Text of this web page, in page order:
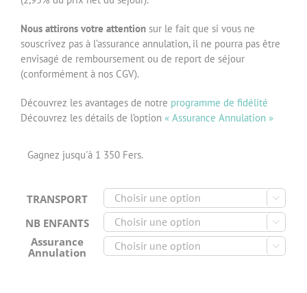
Nous attirons votre attention sur le fait que si vous ne
souscrivez pas à l’assurance annulation, il ne pourra pas être
envisagé de remboursement ou de report de séjour
(conformément à nos CGV).
Découvrez les avantages de notre programme de fidélité
Découvrez les détails de l’option « Assurance Annulation »
Gagnez jusqu'à 1 350 Fers.
TRANSPORT 
NB ENFANTS 
Assurance
Annulation
